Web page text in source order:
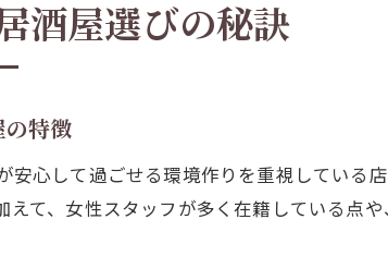
酒屋選びの秘訣
の特徴
心して過ごせる環境作りを重視している
て、女性スタッフが多く在籍している点